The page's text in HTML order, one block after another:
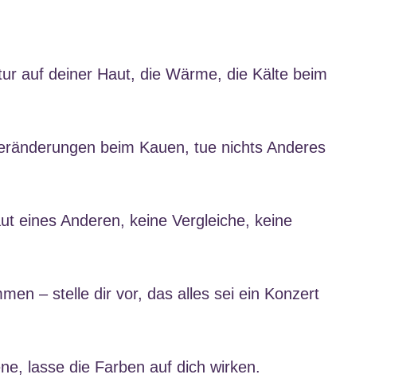
auf deiner Haut, die Wärme, die Kälte beim
beim Kauen, tue nichts Anderes
eines Anderen, keine Vergleiche, keine
– stelle dir vor, das alles sei ein Konzert
lasse die Farben auf dich wirken.